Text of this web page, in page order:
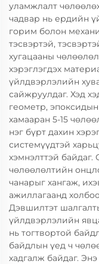
уламжлалт
чадвар нь ердийн
горим болон
тэсвэртэй,
хугацааны
хэрэглэгдэх
үйлдвэрлэлийн
сайжруулдаг. Хэд
геометр,
хамааран 5-15
нэг бүрт дахин
системүүдтэй
хэмнэлттэй
чөлөөлөлтийн
чанарыг хангаж,
ажиллагаанд
Дэвшилтэт
үйлдвэрлэлийн
нь тогтвортой
байдлын үед ч
хадгалж байдаг.